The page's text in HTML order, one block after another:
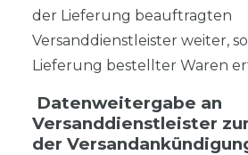
der Lieferung beauftragten
Versanddienstleister weiter,
Lieferung bestellter Waren
Datenweitergabe an
Versanddienstleister
der